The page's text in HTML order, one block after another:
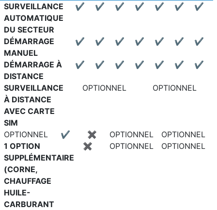
SURVEILLANCE
AUTOMATIQUE
DU SECTEUR
✔ ✔ ✔ ✔ ✔ ✔ ✔
DÉMARRAGE
MANUEL
✔ ✔ ✔ ✔ ✔ ✔ ✔
DÉMARRAGE À
DISTANCE
✔ ✔ ✔ ✔ ✔ ✔ ✔
SURVEILLANCE
À DISTANCE
AVEC CARTE
SIM
OPTIONNEL OPTIONNEL
OPTIONNEL ✔ ✖ OPTIONNEL
OPTIONNEL
1 OPTION
SUPPLÉMENTAIRE
(CORNE,
CHAUFFAGE
HUILE-
CARBURANT
✖ OPTIONNEL OPTIONNEL